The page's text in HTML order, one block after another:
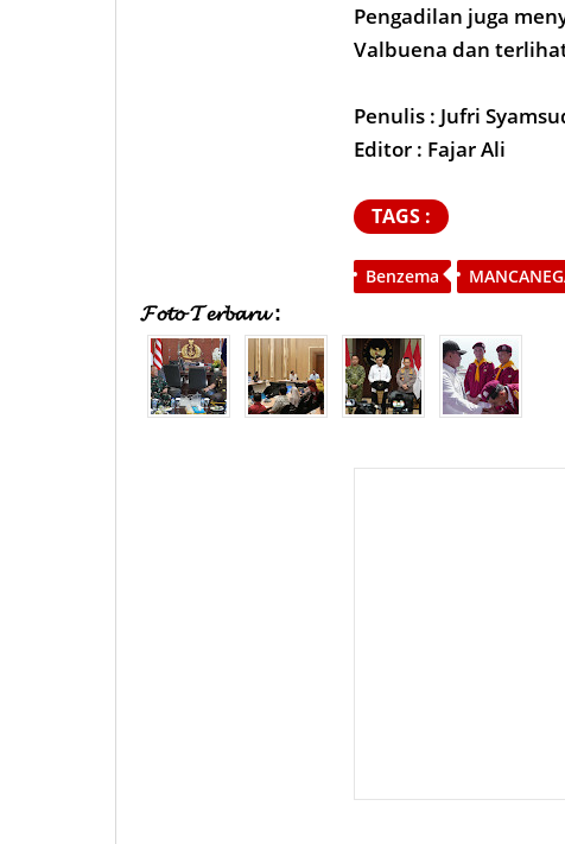
Pengadilan juga
Valbuena dan
Penulis : Jufri
Editor : Fajar Ali
TAGS :
Benzema
𝓕𝓸𝓽𝓸 𝓣𝓮𝓻𝓫𝓪𝓻𝓾 :